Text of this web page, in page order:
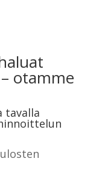
otamme
tavalla